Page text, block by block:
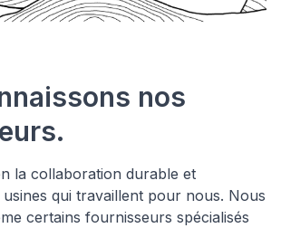
nos
la collaboration durable et
qui travaillent pour nous. Nous
certains fournisseurs spécialisés